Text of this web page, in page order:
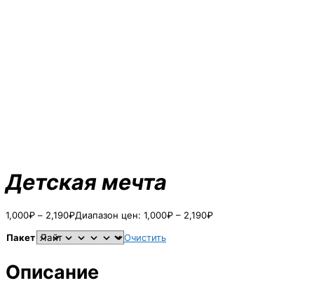
Детская мечта
1,000₽ – 2,190₽Диапазон цен: 1,000₽ – 2,190₽
Пакет
Очистить
Описание